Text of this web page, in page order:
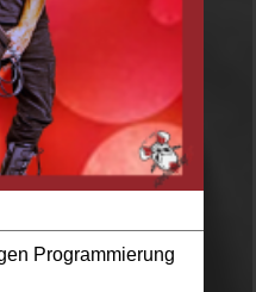
Programmierung